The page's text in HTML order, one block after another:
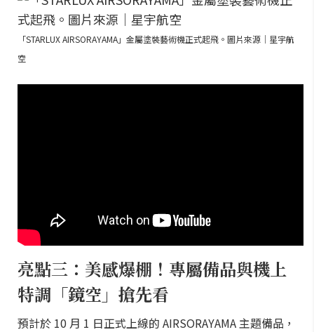
「STARLUX AIRSORAYAMA」金屬塗裝藝術機正式起飛。圖片來源｜星宇航
空
亮點三：美感爆棚！專屬備品與機上
特調「鏡空」搶先看
預計於 10 月 1 日正式上線的 AIRSORAYAMA 主題備品，